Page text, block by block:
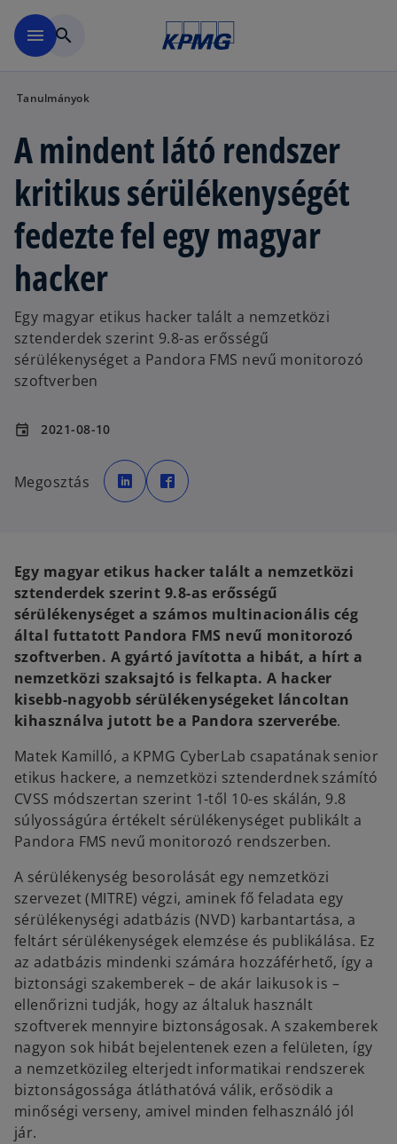
menu search
Tanulmányok
A mindent látó rendszer
kritikus sérülékenységét
fedezte fel egy magyar
hacker
Egy magyar etikus hacker talált a nemzetközi
sztenderdek szerint 9.8-as erősségű
sérülékenységet a Pandora FMS nevű monitorozó
szoftverben
event 2021-08-10
Megosztás
o
p
e
n
w
t
a
b
p
e
w
t
a
b
Egy magyar etikus hacker talált a nemzetközi
sztenderdek szerint 9.8-as erősségű
sérülékenységet a számos multinacionális cég
által futtatott Pandora FMS nevű monitorozó
szoftverben. A gyártó javította a hibát, a hírt a
nemzetközi szaksajtó is felkapta. A hacker
kisebb-nagyobb sérülékenységeket láncoltan
kihasználva jutott be a Pandora szerverébe.
Matek Kamilló, a KPMG CyberLab csapatának senior
etikus hackere, a nemzetközi sztenderdnek számító
CVSS módszertan szerint 1-től 10-es skálán, 9.8
súlyosságúra értékelt sérülékenységet publikált a
Pandora FMS nevű monitorozó rendszerben.
A sérülékenység besorolását egy nemzetközi
szervezet (MITRE) végzi, aminek fő feladata egy
sérülékenységi adatbázis (NVD) karbantartása, a
feltárt sérülékenységek elemzése és publikálása. Ez
az adatbázis mindenki számára hozzáférhető, így a
biztonsági szakemberek – de akár laikusok is –
ellenőrizni tudják, hogy az általuk használt
szoftverek mennyire biztonságosak. A szakemberek
nagyon sok hibát bejelentenek ezen a felületen, így
a nemzetközileg elterjedt informatikai rendszerek
biztonságossága átláthatóvá válik, erősödik a
minőségi verseny, amivel minden felhasználó jól
jár.